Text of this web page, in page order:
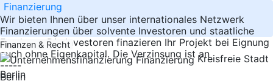
Finanzierung
Wir bieten Ihnen über unser internationales Netzwerk
Finanzierungen über solvente Investoren und staatliche
Fonds an. Die Investoren finazieren Ihr Projekt bei Eignung
auch ohne Eigenkapital. Die Verzinsung ist an
-----
Berlin
Finanzen & Recht
Kreisfreie Stadt
Berlin